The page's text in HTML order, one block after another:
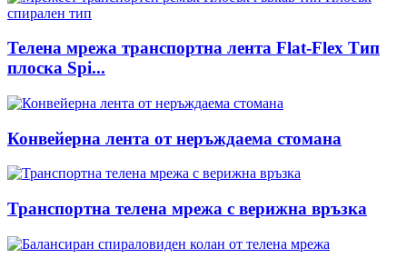
Телена мрежа транспортна лента Flat-Flex Тип
плоска Spi...
Конвейерна лента от неръждаема стомана
Транспортна телена мрежа с верижна връзка